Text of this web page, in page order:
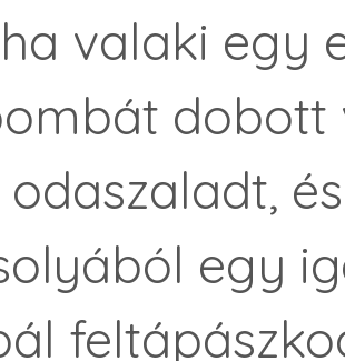
valaki egy
dobott
odaszaladt,
egy